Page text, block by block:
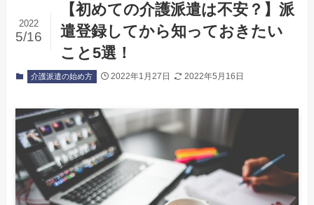
【初めての介護派遣は不安？】派
遣登録してから知っておきたい
こと5選！
2022
5/16
介護派遣の始め方 2022年1月27日 2022年5月16日